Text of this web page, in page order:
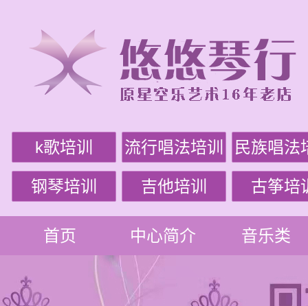
k歌培训 流行唱法培训 民族唱法
钢琴培训 吉他培训 古筝培
首页 中心简介 音乐类